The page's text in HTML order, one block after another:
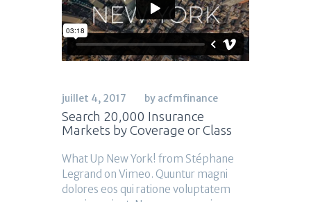
juillet 4, 2017 by acfmfinance
Search 20,000 Insurance
Markets by Coverage or Class
What Up New York! from Stéphane
Legrand on Vimeo. Quuntur magni
dolores eos qui ratione voluptatem